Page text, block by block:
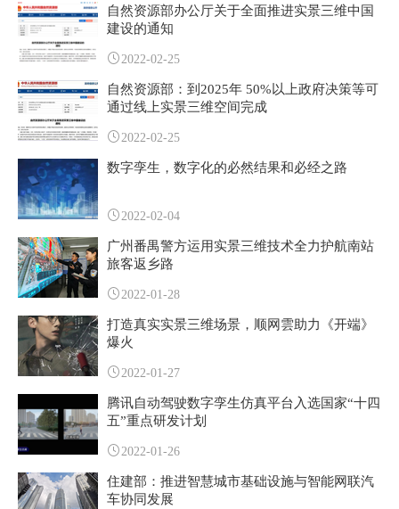
自然资源部办公厅关于全面推进实景三维中国
建设的通知
2022-02-25
自然资源部：到2025年 50%以上政府决策等可
通过线上实景三维空间完成
2022-02-25
数字孪生，数字化的必然结果和必经之路
2022-02-04
广州番禺警方运用实景三维技术全力护航南站
旅客返乡路
2022-01-28
打造真实实景三维场景，顺网雲助力《开端》
爆火
2022-01-27
腾讯自动驾驶数字孪生仿真平台入选国家“十四
五”重点研发计划
2022-01-26
住建部：推进智慧城市基础设施与智能网联汽
车协同发展